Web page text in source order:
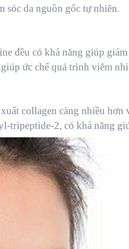
sóc da nguồn gốc tự nhiên.
đều có khả năng giúp
ức chế quá trình viêm
collagen càng nhiều hơn
tripeptide-2, có khả năng